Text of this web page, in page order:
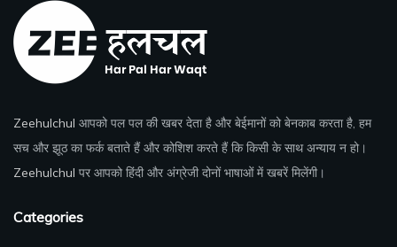
Zeehulchul आपको पल पल की खबर देता है और बेईमानों को बेनकाब करता है, हम
सच और झूठ का फर्क बताते हैं और कोशिश करते हैं कि किसी के साथ अन्याय न हो।
Zeehulchul पर आपको हिंदी और अंग्रेजी दोनों भाषाओं में खबरें मिलेंगी।
Categories